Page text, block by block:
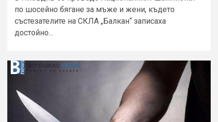
по шосейно бягане за мъже и жени, където
състезателите на СКЛА „Балкан“ записаха
достойно...